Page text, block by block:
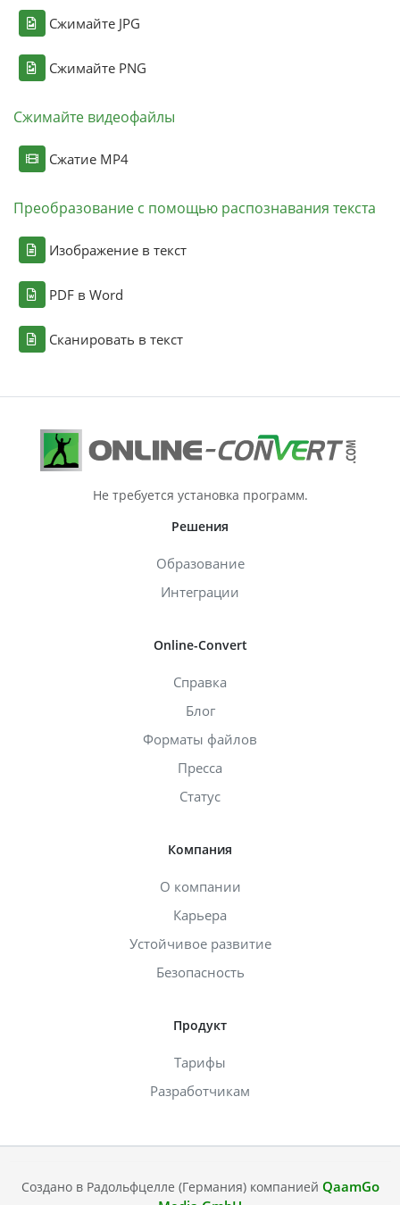
Сжимайте JPG
Сжимайте PNG
Сжимайте видеофайлы
Сжатие MP4
Преобразование с помощью распознавания текста
Изображение в текст
PDF в Word
Сканировать в текст
Не требуется установка программ.
Решения
Образование
Интеграции
Online-Convert
Справка
Блог
Форматы файлов
Пресса
Статус
Компания
О компании
Карьера
Устойчивое развитие
Безопасность
Продукт
Тарифы
Разработчикам
Создано в Радольфцелле (Германия) компанией QaamGo